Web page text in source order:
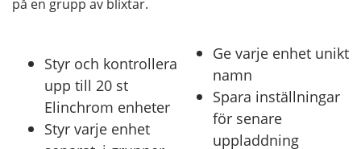
på en grupp av blixtar.
Styr och kontrollera
upp till 20 st
Elinchrom enheter
Styr varje enhet
Ge varje enhet unikt
namn
Spara inställningar
för senare
uppladdning